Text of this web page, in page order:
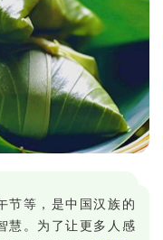
节等，是中国汉族的
慧。为了让更多人感